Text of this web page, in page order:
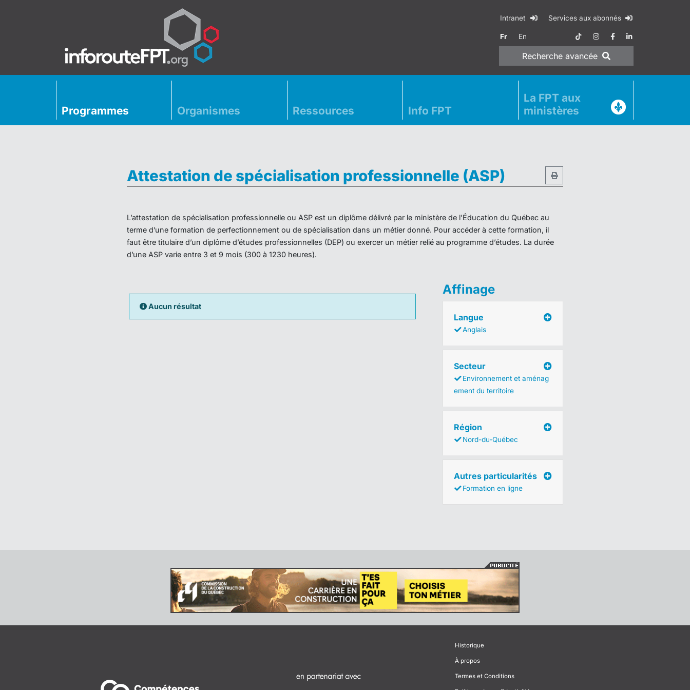
Intranet Services aux abonnés
Fr En
Recherche avancée
Programmes Organismes Ressources Info FPT
La FPT aux
ministères
Attestation de spécialisation professionnelle (ASP)
L’attestation de spécialisation professionnelle ou ASP est un diplôme délivré par le ministère de l’Éducation du Québec au
terme d’une formation de perfectionnement ou de spécialisation dans un métier donné. Pour accéder à cette formation, il
faut être titulaire d’un diplôme d’études professionnelles (DEP) ou exercer un métier relié au programme d’études. La durée
d’une ASP varie entre 3 et 9 mois (300 à 1230 heures).
Aucun résultat
Affinage
Langue
Anglais
Secteur
Environnement et aménag
ement du territoire
Région
Nord-du-Québec
Autres particularités
Formation en ligne
Historique
À propos
Termes et Conditions